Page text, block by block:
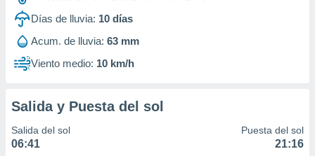
Días de lluvia: 10 días
Acum. de lluvia: 63 mm
Viento medio: 10 km/h
Salida y Puesta del sol
Salida del sol
06:41
Puesta del sol
21:16